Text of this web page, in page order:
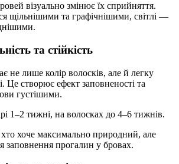
візуально змінює їх сприйняття.
щільнішими та графічнішими, світлі —
та стійкість
не лише колір волосків, але й легку
Це створює ефект заповненості та
густішими.
1–2 тижні, на волосках до 4–6 тижнів.
хоче максимально природний, але
заповнення прогалин у бровах.